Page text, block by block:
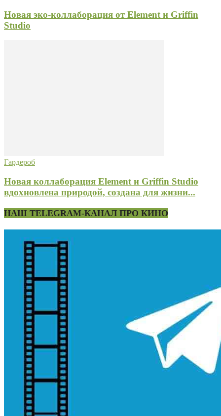
Новая эко-коллаборация от Element и Griffin
Studio
Гардероб
Новая коллаборация Element и Griffin Studio
вдохновлена природой, создана для жизни...
НАШ TELEGRAM-КАНАЛ ПРО КИНО